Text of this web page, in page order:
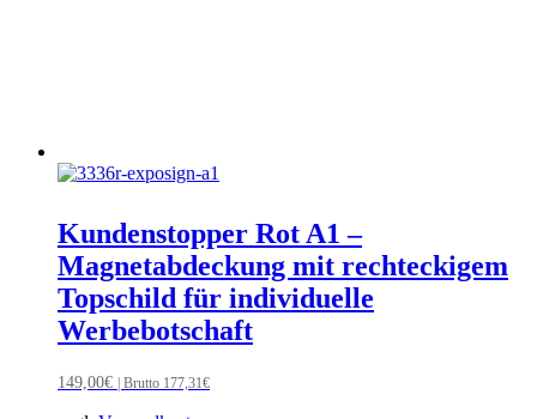
Kundenstopper Rot A1 –
Magnetabdeckung mit rechteckigem
Topschild für individuelle
Werbebotschaft
149,00€ | Brutto 177,31€